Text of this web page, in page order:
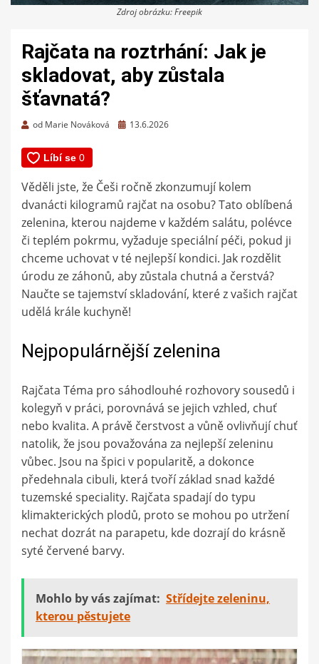
Zdroj obrázku: Freepik
Rajčata na roztrhání: Jak je
skladovat, aby zůstala
šťavnatá?
od Marie Nováková
Zveřejněno
13.6.2026
Věděli jste, že Češi ročně zkonzumují kolem
dvanácti kilogramů rajčat na osobu? Tato oblíbená
zelenina, kterou najdeme v každém salátu, polévce
či teplém pokrmu, vyžaduje speciální péči, pokud ji
chceme uchovat v té nejlepší kondici. Jak rozdělit
úrodu ze záhonů, aby zůstala chutná a čerstvá?
Naučte se tajemství skladování, které z vašich rajčat
udělá krále kuchyně!
Nejpopulárnější zelenina
Rajčata Téma pro sáhodlouhé rozhovory sousedů i
kolegyň v práci, porovnává se jejich vzhled, chuť
nebo kvalita. A právě čerstvost a vůně ovlivňují chuť
natolik, že jsou považována za nejlepší zeleninu
vůbec. Jsou na špici v popularitě, a dokonce
předehnala cibuli, která tvoří základ snad každé
tuzemské speciality. Rajčata spadají do typu
klimakterických plodů, proto se mohou po utržení
nechat dozrát na parapetu, kde dozrají do krásně
syté červené barvy.
Mohlo by vás zajímat: Střídejte zeleninu,
kterou pěstujete